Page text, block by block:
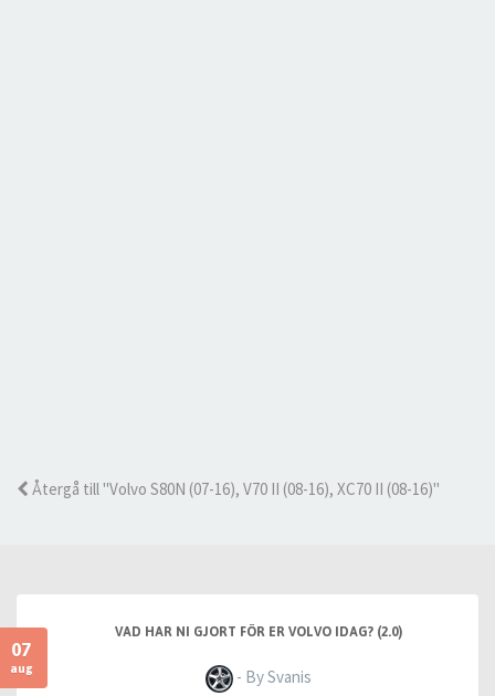
Återgå till "Volvo S80N (07-16), V70 II (08-16), XC70 II (08-16)"
07
aug
VAD HAR NI GJORT FÖR ER VOLVO IDAG? (2.0)
- By Svanis